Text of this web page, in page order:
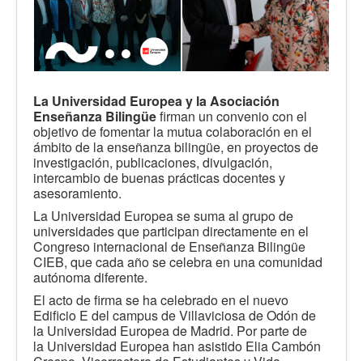
La Universidad Europea y la Asociación
Enseñanza Bilingüefirman un convenio con el
objetivo de fomentar la mutua colaboración en el
ámbito de la enseñanza bilingüe, en proyectos de
investigación, publicaciones, divulgación,
intercambio de buenas prácticas docentes y
asesoramiento.
La Universidad Europea se suma al grupo de
universidades que participan directamente en el
Congreso internacional de Enseñanza Bilingüe
CIEB, que cada año se celebra en una comunidad
autónoma diferente.
El acto de firma se ha celebrado en el nuevo
Edificio E del campus de Villaviciosa de Odón de
la Universidad Europea de Madrid. Por parte de
la Universidad Europea han asistido Elia Cambón